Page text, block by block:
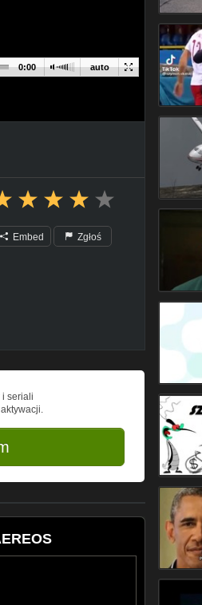
auto
0:00
Embed Zgłoś
i seriali